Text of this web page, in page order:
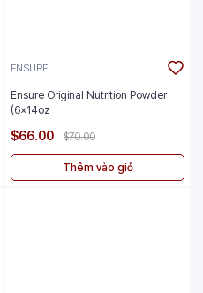
ENSURE
Ensure Original Nutrition Powder
(6x14oz
$66.00 $70.00
Thêm vào giỏ